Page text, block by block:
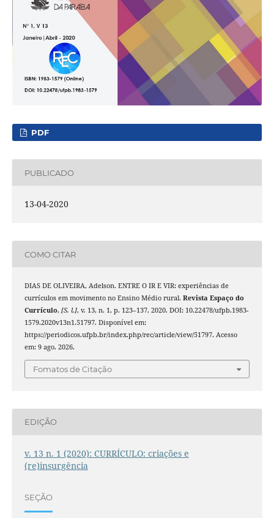
PDF
PUBLICADO
13-04-2020
COMO CITAR
DIAS DE OLIVEIRA, Adelson. ENTRE O IR E VIR: experiências de
currículos em movimento no Ensino Médio rural. Revista Espaço do
Currículo, [S. l.], v. 13, n. 1, p. 123–137, 2020. DOI: 10.22478/ufpb.1983-
1579.2020v13n1.51797. Disponível em:
https://periodicos.ufpb.br/index.php/rec/article/view/51797. Acesso
em: 9 ago. 2026.
Fomatos de Citação
EDIÇÃO
v. 13 n. 1 (2020): CURRÍCULO: criações e
(re)insurgência
SEÇÃO